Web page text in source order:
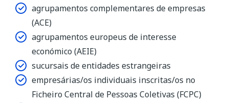
agrupamentos complementares de empresas
(ACE)
agrupamentos europeus de interesse
económico (AEIE)
sucursais de entidades estrangeiras
empresárias/os individuais inscritas/os no
Ficheiro Central de Pessoas Coletivas (FCPC)